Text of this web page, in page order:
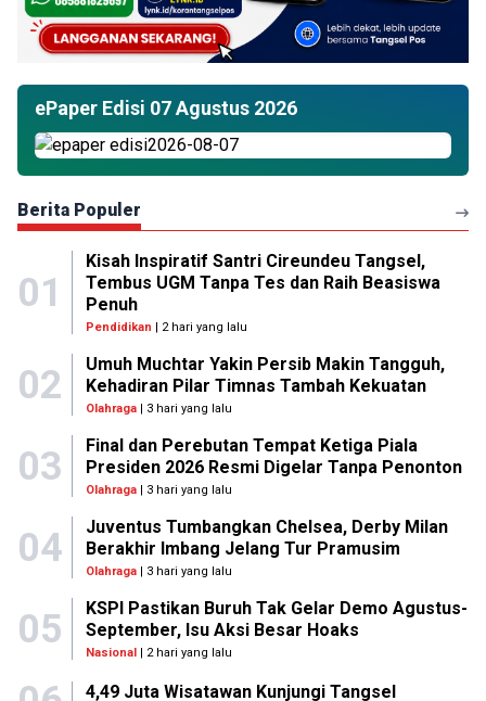
ePaper Edisi 07 Agustus 2026
Berita Populer
01
Kisah Inspiratif Santri Cireundeu Tangsel,
Tembus UGM Tanpa Tes dan Raih Beasiswa
Penuh
Pendidikan | 2 hari yang lalu
02
Umuh Muchtar Yakin Persib Makin Tangguh,
Kehadiran Pilar Timnas Tambah Kekuatan
Olahraga| 3 hari yang lalu
03
Final dan Perebutan Tempat Ketiga Piala
Presiden 2026 Resmi Digelar Tanpa Penonton
Olahraga| 3 hari yang lalu
04
Juventus Tumbangkan Chelsea, Derby Milan
Berakhir Imbang Jelang Tur Pramusim
Olahraga| 3 hari yang lalu
05
KSPI Pastikan Buruh Tak Gelar Demo Agustus-
September, Isu Aksi Besar Hoaks
Nasional| 2 hari yang lalu
4,49 Juta Wisatawan Kunjungi Tangsel